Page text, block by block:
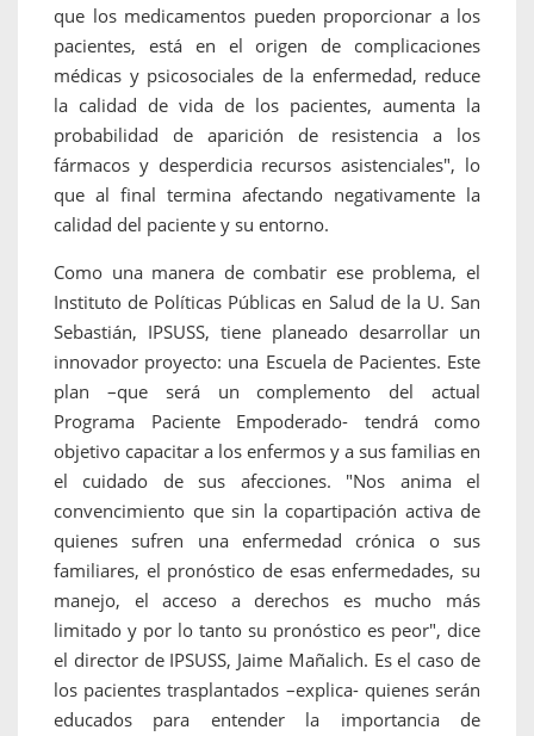
que los medicamentos pueden proporcionar a los
pacientes, está en el origen de complicaciones
médicas y psicosociales de la enfermedad, reduce
la calidad de vida de los pacientes, aumenta la
probabilidad de aparición de resistencia a los
fármacos y desperdicia recursos asistenciales", lo
que al final termina afectando negativamente la
calidad del paciente y su entorno.
Como una manera de combatir ese problema, el
Instituto de Políticas Públicas en Salud de la U. San
Sebastián, IPSUSS, tiene planeado desarrollar un
innovador proyecto: una Escuela de Pacientes. Este
plan –que será un complemento del actual
Programa Paciente Empoderado- tendrá como
objetivo capacitar a los enfermos y a sus familias en
el cuidado de sus afecciones. "Nos anima el
convencimiento que sin la copartipación activa de
quienes sufren una enfermedad crónica o sus
familiares, el pronóstico de esas enfermedades, su
manejo, el acceso a derechos es mucho más
limitado y por lo tanto su pronóstico es peor", dice
el director de IPSUSS, Jaime Mañalich. Es el caso de
los pacientes trasplantados –explica- quienes serán
educados para entender la importancia de